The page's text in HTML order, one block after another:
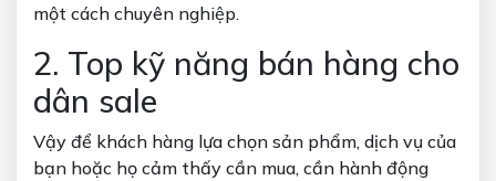
một cách chuyên nghiệp.
2. Top kỹ năng bán hàng cho
dân sale
Vậy để khách hàng lựa chọn sản phẩm, dịch vụ của
bạn hoặc họ cảm thấy cần mua, cần hành động